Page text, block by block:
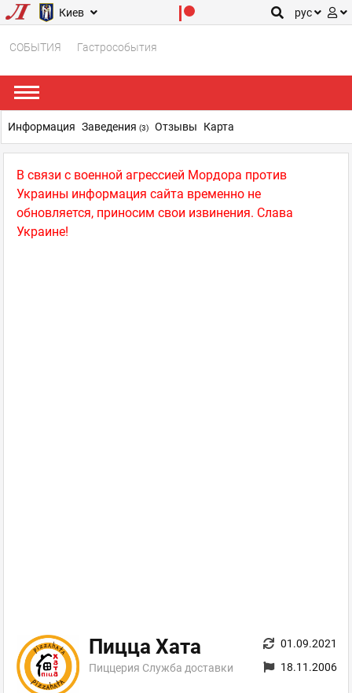
Киев рус
СОБЫТИЯ Гастрособытия
В связи с военной агрессией Мордора против
Украины информация сайта временно не
обновляется, приносим свои извинения. Слава
Украине!
Пицца Хата
Пиццерия Служба доставки
01.09.2021
18.11.2006
Информация Заведения (3) Отзывы Карта